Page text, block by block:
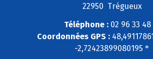
22950 Trégueux
Téléphone :02 96 33 48
Coordonnées GPS :
-2,72423899080195 °